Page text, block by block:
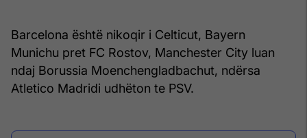
Barcelona është nikoqir i Celticut, Bayern
Munichu pret FC Rostov, Manchester City luan
ndaj Borussia Moenchengladbachut, ndërsa
Atletico Madridi udhëton te PSV.